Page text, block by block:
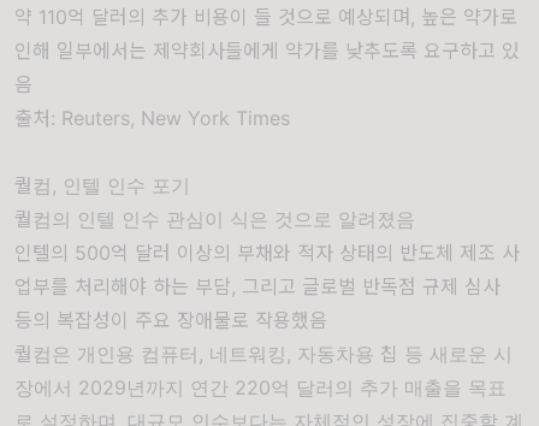
약 110억 달러의 추가 비용이 들 것으로 예상되며, 높은 약가로
인해 일부에서는 제약회사들에게 약가를 낮추도록 요구하고 있
음
출처: Reuters, New York Times
퀄컴, 인텔 인수 포기
퀄컴의 인텔 인수 관심이 식은 것으로 알려졌음
인텔의 500억 달러 이상의 부채와 적자 상태의 반도체 제조 사
업부를 처리해야 하는 부담, 그리고 글로벌 반독점 규제 심사
등의 복잡성이 주요 장애물로 작용했음
퀄컴은 개인용 컴퓨터, 네트워킹, 자동차용 칩 등 새로운 시
장에서 2029년까지 연간 220억 달러의 추가 매출을 목표
로 설정하며, 대규모 인수보다는 자체적인 성장에 집중할 계